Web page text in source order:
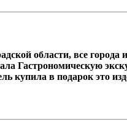
области, все
Гастрономическую
купила в подарок это